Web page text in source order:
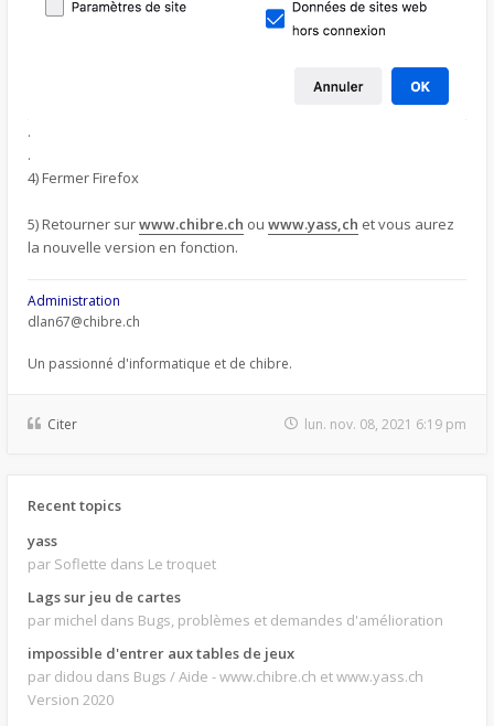
.
.
4) Fermer Firefox
5) Retourner surwww.chibre.ch ou www.yass,ch et vous aurez
la nouvelle version en fonction.
Administration
dlan67@chibre.ch
Un passionné d'informatique et de chibre.
Citer lun. nov. 08, 2021 6:19 pm
Recent topics
yass
par Soflette dans Le troquet
Lags sur jeu de cartes
par michel dans Bugs, problèmes et demandes d'amélioration
impossible d'entrer aux tables de jeux
par didou dans Bugs / Aide - www.chibre.ch et www.yass.ch
Version 2020